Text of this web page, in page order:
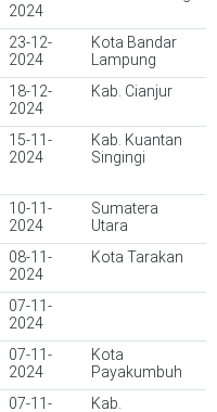
2024
23-12-
2024
Kota Bandar
Lampung
18-12-
2024
Kab. Cianjur
15-11-
2024
Kab. Kuantan
Singingi
10-11-
2024
Sumatera
Utara
08-11-
2024
Kota Tarakan
07-11-
2024
07-11-
2024
Kota
Payakumbuh
07-11-
Kab.